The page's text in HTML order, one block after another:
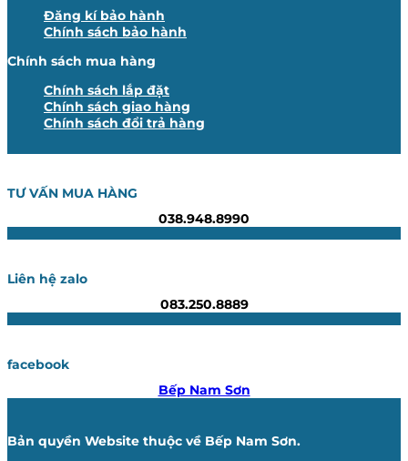
Đăng kí bảo hành
Chính sách bảo hành
Chính sách mua hàng
Chính sách lắp đặt
Chính sách giao hàng
Chính sách đổi trả hàng
TƯ VẤN MUA HÀNG
038.948.8990
Liên hệ zalo
083.250.8889
facebook
Bếp Nam Sơn
Bản quyền Website thuộc về Bếp Nam Sơn.